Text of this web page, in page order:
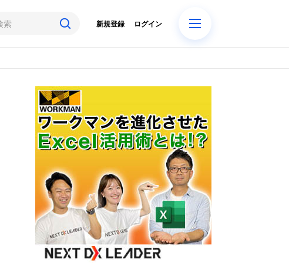
ログイン
新規登録